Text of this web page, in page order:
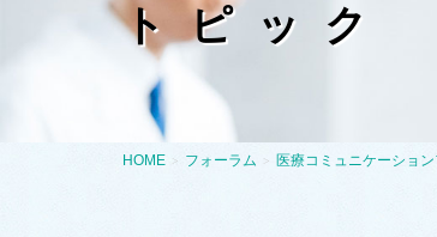
トピック
HOME フォーラム 医療コミュニケーショ